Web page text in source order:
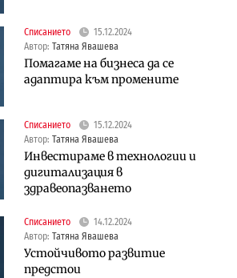
Списанието
15.12.2024
Автор: Татяна Явашева
Помагаме на бизнеса да се
адаптира към промените
Списанието
15.12.2024
Автор: Татяна Явашева
Инвестираме в технологии и
дигитализация в
здравеопазването
Списанието
14.12.2024
Автор: Татяна Явашева
Устойчивото развитие
предстои